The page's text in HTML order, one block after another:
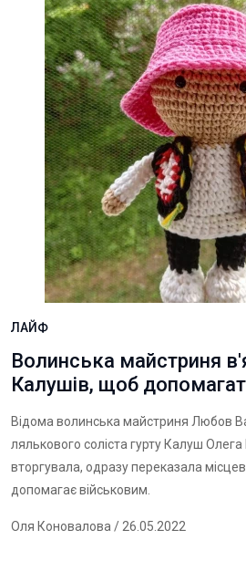
ЛАЙФ
Волинська майстриня
Калушів, щоб
Відома волинська майстриня Любов
лялькового соліста гурту Калуш
вторгувала, одразу переказала
допомагає військовим.
Оля Коновалова / 26.05.2022